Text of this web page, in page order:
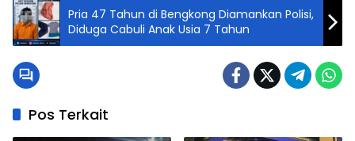
Pria 47 Tahun di Bengkong Diamankan Polisi,
Diduga Cabuli Anak Usia 7 Tahun
Pos Terkait